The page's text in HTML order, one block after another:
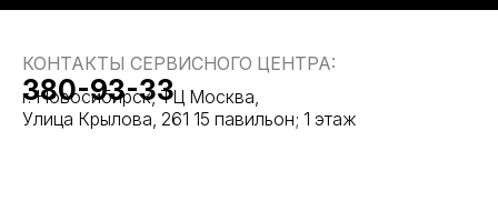
КОНТАКТЫ СЕРВИСНОГО ЦЕНТРА:
г. Новосибирск, ТЦ Москва,
Улица Крылова, 261 15 павильон; 1 этаж
380-93-33